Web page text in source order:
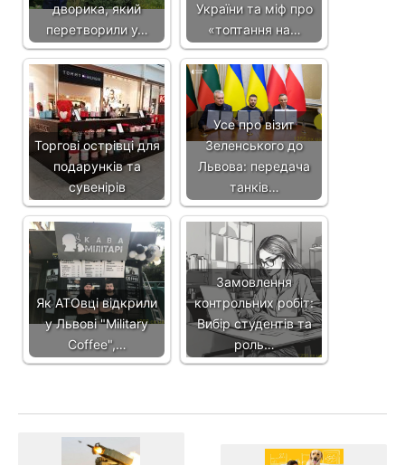
дворика, який
перетворили у…
України та міф про
«топтання на…
Торгові острівці для
подарунків та
сувенірів
Усе про візит
Зеленського до
Львова: передача
танків…
Як АТОвці відкрили
у Львові "Military
Coffee",…
Замовлення
контрольних робіт:
Вибір студентів та
роль…